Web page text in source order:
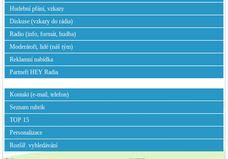
počátku 90´let. Jak krásné doby to byly,
selektorů nebylo. Mohu říci slovy Allana Aldrige,
autora ilustrované knížky o Beatles: Že jsem
byl, „mezi těmi, co to viděli“. To mě
pochopitelně neopravňuje k tomu, abych dělal
mne uslyšíte bigboš, alternativu, jazz i zcela
Petr Žantovský
Petr připravuje pořad "Čajovna", kterým Vás
scény.
Více o pořadu: zde>>
Hudební přání, vzkazy
Diskuse (vzkazy do rádia)
Radio (info, formát, hudba)
Moderátoři, lidé (náš tým)
Reklamní nabídka
Partneři HEY Radia
Kontakt (e-mail, telefon)
Seznam rubrik
TOP 15
Personalizace
Rozšíř. vyhledávání